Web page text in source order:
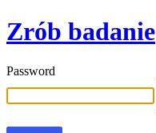
Zrób badanie
Password